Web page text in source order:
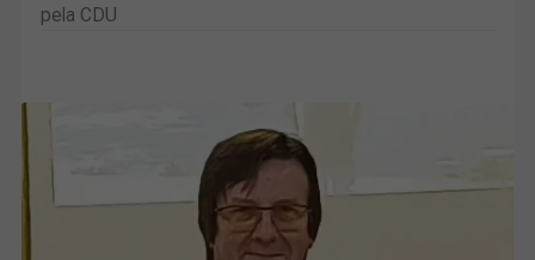
pela CDU